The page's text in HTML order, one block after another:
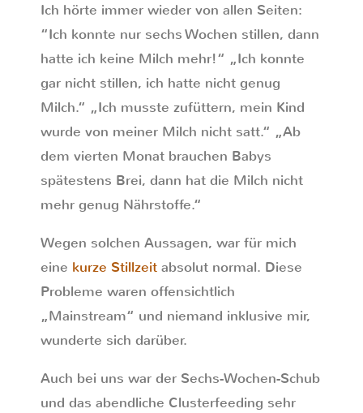
Ich hörte immer wieder von allen Seiten:
“Ich konnte nur sechs Wochen stillen, dann
hatte ich keine Milch mehr!“ „Ich konnte
gar nicht stillen, ich hatte nicht genug
Milch.“ „Ich musste zufüttern, mein Kind
wurde von meiner Milch nicht satt.“ „Ab
dem vierten Monat brauchen Babys
spätestens Brei, dann hat die Milch nicht
mehr genug Nährstoffe.“
Wegen solchen Aussagen, war für mich
eine kurze Stillzeit absolut normal. Diese
Probleme waren offensichtlich
„Mainstream“ und niemand inklusive mir,
wunderte sich darüber.
Auch bei uns war der Sechs-Wochen-Schub
und das abendliche Clusterfeeding sehr